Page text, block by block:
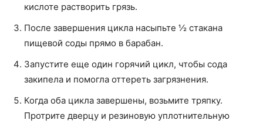
кислоте растворить грязь.
После завершения цикла насыпьте ½ стакана
пищевой соды прямо в барабан.
Запустите еще один горячий цикл, чтобы сода
закипела и помогла оттереть загрязнения.
Когда оба цикла завершены, возьмите тряпку.
Протрите дверцу и резиновую уплотнительную